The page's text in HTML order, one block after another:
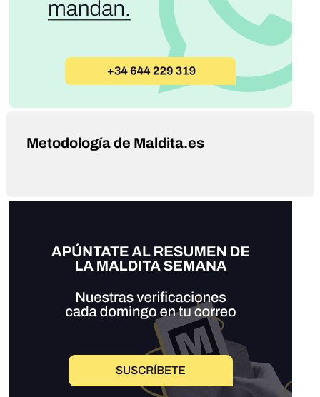
Metodología de Maldita.es